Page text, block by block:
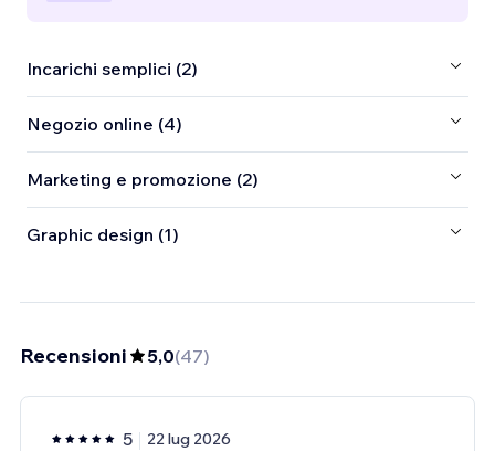
Incarichi semplici (2)
Negozio online (4)
Marketing e promozione (2)
Graphic design (1)
Recensioni 5,0(47)
5 22 lug 2026